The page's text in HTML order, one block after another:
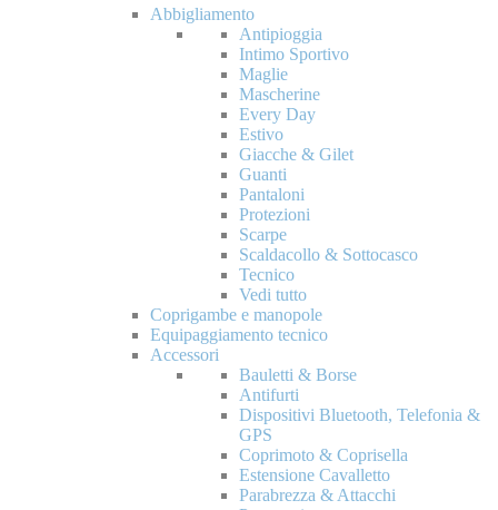
Abbigliamento
Antipioggia
Intimo Sportivo
Maglie
Mascherine
Every Day
Estivo
Giacche & Gilet
Guanti
Pantaloni
Protezioni
Scarpe
Scaldacollo & Sottocasco
Tecnico
Vedi tutto
Coprigambe e manopole
Equipaggiamento tecnico
Accessori
Bauletti & Borse
Antifurti
Dispositivi Bluetooth, Telefonia &
GPS
Coprimoto & Coprisella
Estensione Cavalletto
Parabrezza & Attacchi